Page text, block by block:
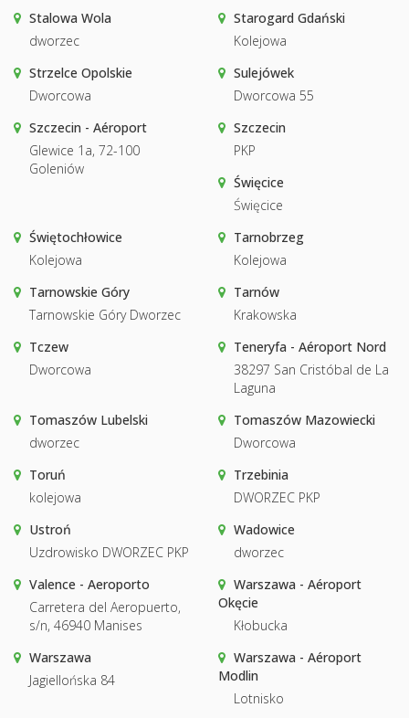
Stalowa Wola
dworzec
Starogard Gdański
Kolejowa
Strzelce Opolskie
Dworcowa
Sulejówek
Dworcowa 55
Szczecin - Aéroport
Glewice 1a, 72-100
Goleniów
Szczecin
PKP
Święcice
Święcice
Świętochłowice
Kolejowa
Tarnobrzeg
Kolejowa
Tarnowskie Góry
Tarnowskie Góry Dworzec
Tarnów
Krakowska
Tczew
Dworcowa
Teneryfa - Aéroport Nord
38297 San Cristóbal de La
Laguna
Tomaszów Lubelski
dworzec
Tomaszów Mazowiecki
Dworcowa
Toruń
kolejowa
Trzebinia
DWORZEC PKP
Ustroń
Uzdrowisko DWORZEC PKP
Wadowice
dworzec
Valence - Aeroporto
Carretera del Aeropuerto,
s/n, 46940 Manises
Warszawa - Aéroport
Okęcie
Kłobucka
Warszawa
Jagiellońska 84
Warszawa - Aéroport
Modlin
Lotnisko